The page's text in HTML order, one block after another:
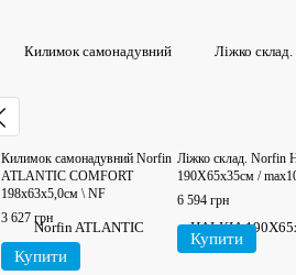
Килимок самонадувний Norfin
ATLANTIC COMFORT
198х63х5,0см \ NF
3 627 грн
Купити
Ліжко склад. Norfin
190Х65х35см /
6 594 грн
Купити